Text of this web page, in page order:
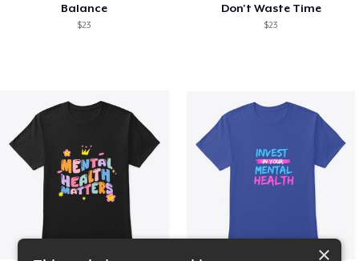
Balance
$23
Don't Waste Time
$23
×